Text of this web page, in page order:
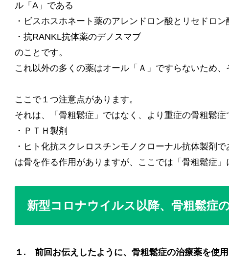
ル「A」である
・ビスホスホネート薬のアレンドロン酸とリセドロン
・抗RANKL抗体薬のデノスマブ
のことです。
これ以外の多くの薬はオール「Ａ」ですらないため、
ここで１つ注意点があります。
それは、「骨粗鬆症」ではなく、より重症の骨粗鬆
・ＰＴＨ製剤
・ヒト化抗スクレロスチンモノクローナル抗体製剤
は骨を作る作用がありますが、ここでは「骨粗鬆症」
新型コロナウイルス以降、骨粗鬆症
１. 前回お伝えしたように、骨粗鬆症の治療薬を使